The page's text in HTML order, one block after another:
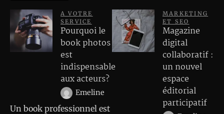
A VOTRE
SERVICE
Pourquoi le
book photos
est
indispensable
aux acteurs?
Emeline
Un book professionnel est
MARKETING
ET SEO
Magazine
digital
collaboratif :
un nouvel
espace
éditorial
participatif